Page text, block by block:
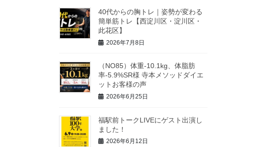
40代からの胸トレ｜姿勢が変わる
簡単筋トレ【西淀川区・淀川区・
此花区】
2026年7月8日
（NO85）体重-10.1kg、体脂肪
率-5.9%SR様 寺本メソッドダイエ
ットお客様の声
2026年6月25日
福駅前トークLIVEにゲスト出演し
ました！
2026年6月12日